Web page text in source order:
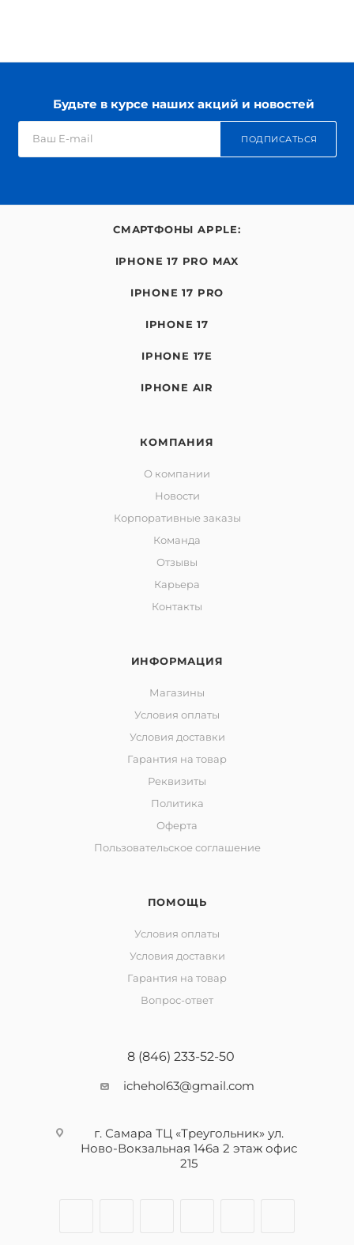
Будьте в курсе наших акций и новостей
ПОДПИСАТЬСЯ
СМАРТФОНЫ APPLE:
IPHONE 17 PRO MAX
IPHONE 17 PRO
IPHONE 17
IPHONE 17E
IPHONE AIR
КОМПАНИЯ
О компании
Новости
Корпоративные заказы
Команда
Отзывы
Карьера
Контакты
ИНФОРМАЦИЯ
Магазины
Условия оплаты
Условия доставки
Гарантия на товар
Реквизиты
Политика
Оферта
Пользовательское соглашение
ПОМОЩЬ
Условия оплаты
Условия доставки
Гарантия на товар
Вопрос-ответ
8 (846) 233-52-50
ichehol63@gmail.com
г. Самара ТЦ «Треугольник» ул.
Ново-Вокзальная 146а 2 этаж офис
215